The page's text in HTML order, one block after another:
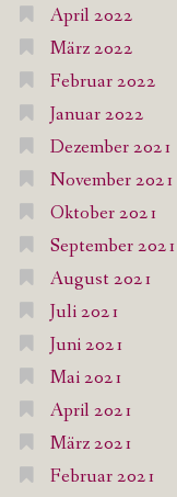
April 2022
März 2022
Februar 2022
Januar 2022
Dezember 2021
November 2021
Oktober 2021
September 2021
August 2021
Juli 2021
Juni 2021
Mai 2021
April 2021
März 2021
Februar 2021